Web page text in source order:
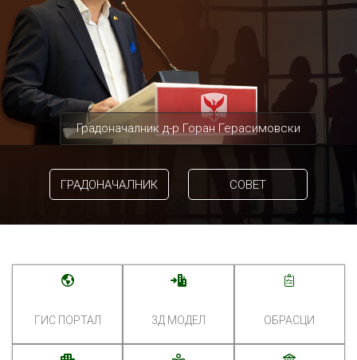
Градоначалник д-р Горан Герасимовски
ГРАДОНАЧАЛНИК СОВЕТ
ГИС ПОРТАЛ 3Д МОДЕЛ ОБРАСЦИ